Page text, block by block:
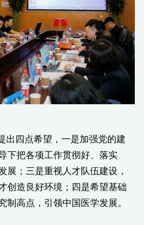
出四点希望，一是加强党的建
下把各项工作贯彻好、落实
展；三是重视人才队伍建设，
创造良好环境；四是希望基础
制高点，引领中国医学发展。